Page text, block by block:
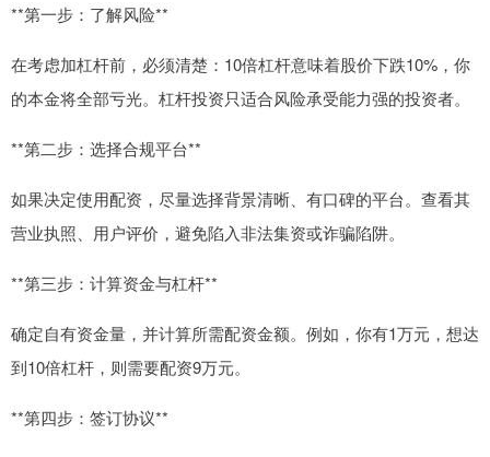
**第一步：了解风险**
在考虑加杠杆前，必须清楚：10倍杠杆意味着股价下跌10%，你
的本金将全部亏光。杠杆投资只适合风险承受能力强的投资者。
**第二步：选择合规平台**
如果决定使用配资，尽量选择背景清晰、有口碑的平台。查看其
营业执照、用户评价，避免陷入非法集资或诈骗陷阱。
**第三步：计算资金与杠杆**
确定自有资金量，并计算所需配资金额。例如，你有1万元，想达
到10倍杠杆，则需要配资9万元。
**第四步：签订协议**